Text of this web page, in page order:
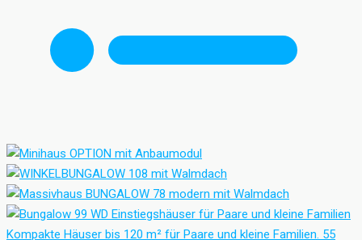
Einstiegshäuser für Paare und kleine Familien
Kompakte Häuser bis 120 m² für Paare und kleine Familien. 55